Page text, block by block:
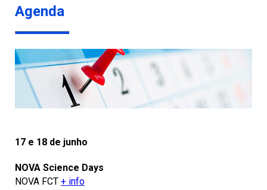
Agenda
17 e 18 de junho
NOVA Science Days
NOVA FCT + info